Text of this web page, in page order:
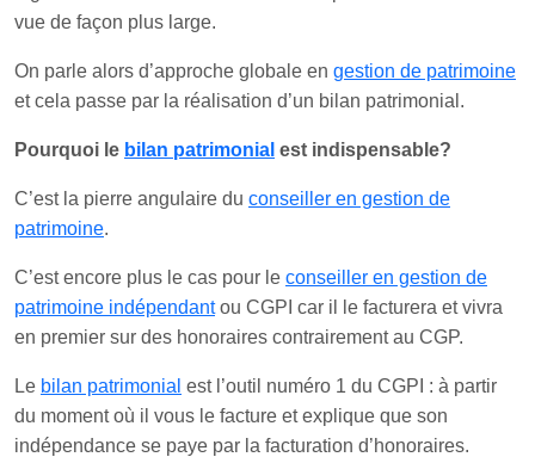
vue de façon plus large.
On parle alors d’approche globale en gestion de patrimoine
et cela passe par la réalisation d’un bilan patrimonial.
Pourquoi le bilan patrimonial est indispensable?
C’est la pierre angulaire du conseiller en gestion de
patrimoine.
C’est encore plus le cas pour le conseiller en gestion de
patrimoine indépendantou CGPI car il le facturera et vivra
en premier sur des honoraires contrairement au CGP.
Le bilan patrimonial est l’outil numéro 1 du CGPI : à partir
du moment où il vous le facture et explique que son
indépendance se paye par la facturation d’honoraires.